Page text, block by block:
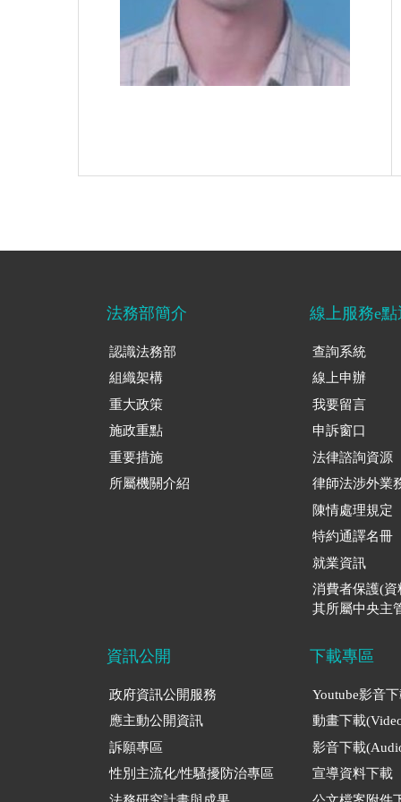
法務部簡介
認識法務部
組織架構
重大政策
施政重點
重要措施
所屬機關介紹
線上服務e點
查詢系統
線上申辦
我要留言
申訴窗口
法律諮詢資源
律師法涉外業
陳情處理規定
特約通譯名冊
就業資訊
消費者保護(
其所屬中央主
資訊公開
政府資訊公開服務
應主動公開資訊
訴願專區
性別主流化/性騷擾防治專區
下載專區
Youtube影音
動畫下載
影音下載
宣導資料下載